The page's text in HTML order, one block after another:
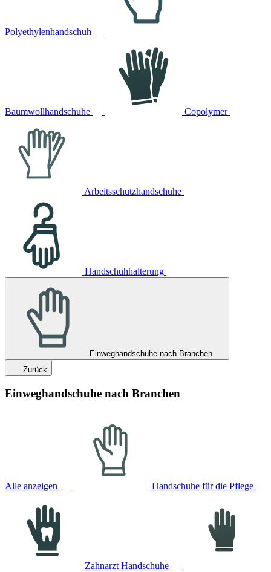
Polyethylenhandschuh
Baumwollhandschuhe Copolymer
Arbeitsschutzhandschuhe
Handschuhhalterung
Einweghandschuhe nach Branchen
Zurück
Einweghandschuhe nach Branchen
Alle anzeigen Handschuhe für die Pflege
Zahnarzt Handschuhe